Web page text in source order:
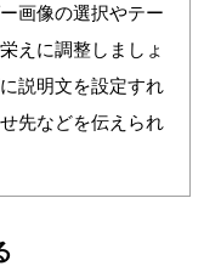
画像の選択やテー
えに調整しましょ
説明文を設定すれ
先などを伝えられ